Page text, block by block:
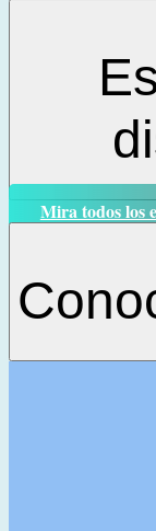
Mira todos los